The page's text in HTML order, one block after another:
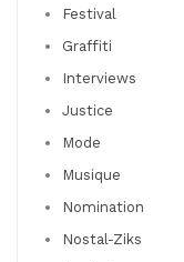
Festival
Graffiti
Interviews
Justice
Mode
Musique
Nomination
Nostal-Ziks